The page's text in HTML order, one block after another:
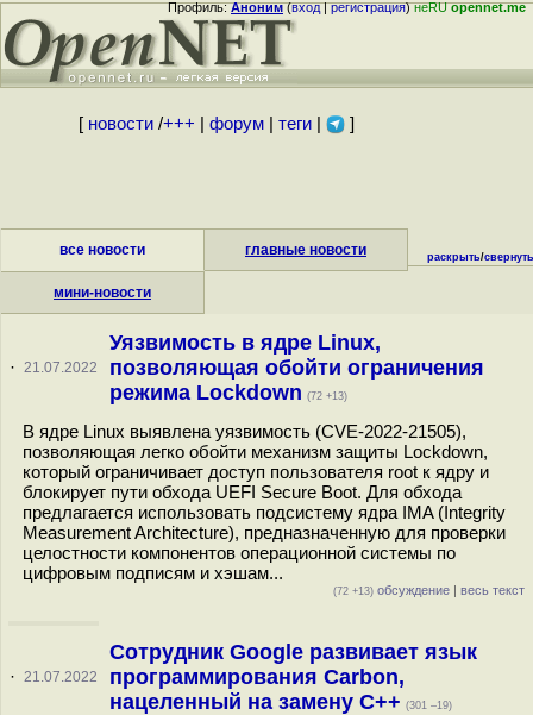
Профиль:Аноним(вход|регистрация)неRUopennet.me
[ новости/+++ форум| теги| ]
все новости главные новости
мини-новости
раскрыть/свернуть
· 21.07.2022
Уязвимость в ядре Linux,
позволяющая обойти ограничения
режима Lockdown (72 +13)
В ядре Linux выявлена уязвимость (CVE-2022-21505),
позволяющая легко обойти механизм защиты Lockdown,
который ограничивает доступ пользователя root к ядру и
блокирует пути обхода UEFI Secure Boot. Для обхода
предлагается использовать подсистему ядра IMA (Integrity
Measurement Architecture), предназначенную для проверки
целостности компонентов операционной системы по
цифровым подписям и хэшам...
(72 +13) обсуждение | весь текст
· 21.07.2022
Сотрудник Google развивает язык
программирования Carbon,
нацеленный на замену C++ (301 –19)